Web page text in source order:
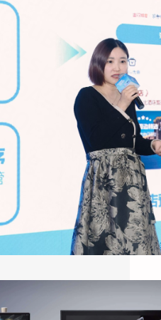
际酒店展E7馆，一场
的集中展示引发了行业广
来酒店联…